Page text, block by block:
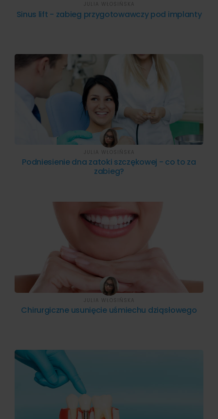
Sinus lift - zabieg przygotowawczy pod implanty
JULIA WŁOSIŃSKA
Podniesienie dna zatoki szczękowej - co to za
zabieg?
JULIA WŁOSIŃSKA
Chirurgiczne usunięcie uśmiechu dziąsłowego
JULIA WŁOSIŃSKA